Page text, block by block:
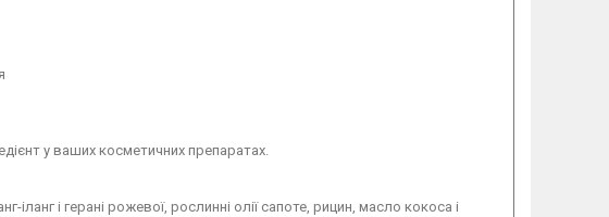
у ваших косметичних препаратах.
іланг і герані рожевої, рослинні олії сапоте, рицин, масло кокоса і